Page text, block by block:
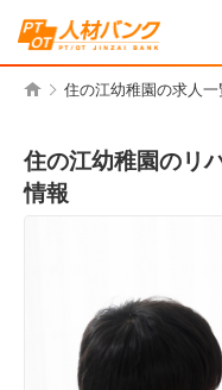
住の江幼稚園の求人
住の江幼稚園のリ
情報